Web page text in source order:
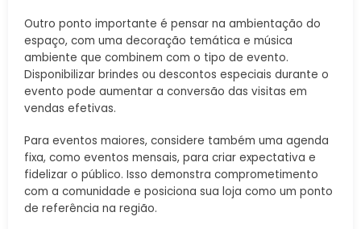
Outro ponto importante é pensar na ambientação do
espaço, com uma decoração temática e música
ambiente que combinem com o tipo de evento.
Disponibilizar brindes ou descontos especiais durante o
evento pode aumentar a conversão das visitas em
vendas efetivas.
Para eventos maiores, considere também uma agenda
fixa, como eventos mensais, para criar expectativa e
fidelizar o público. Isso demonstra comprometimento
com a comunidade e posiciona sua loja como um ponto
de referência na região.